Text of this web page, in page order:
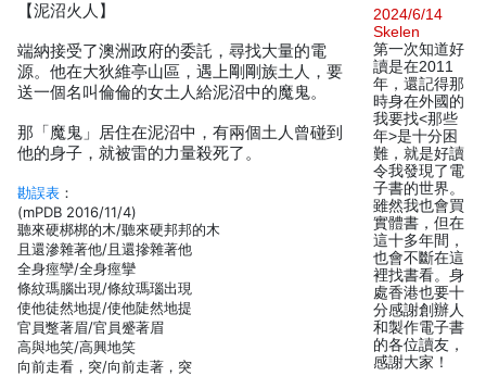
【泥沼火人】
端納接受了澳洲政府的委託，尋找大量的電
源。他在大狄維亭山區，遇上剛剛族土人，要
送一個名叫倫倫的女土人給泥沼中的魔鬼。
那「魔鬼」居住在泥沼中，有兩個土人曾碰到
他的身子，就被雷的力量殺死了。
勘誤表 ：
(mPDB 2016/11/4)
聽來硬梆梆的木/聽來硬邦邦的木
且還滲雜著他/且還摻雜著他
全身痙孿/全身痙攣
條紋瑪腦出現/條紋瑪瑙出現
使他徒然地提/使他陡然地提
官員蹩著眉/官員蹙著眉
高與地笑/高興地笑
向前走看，突/向前走著，突
2024/6/14
Skelen
第一次知道好
讀是在2011
年，還記得那
時身在外國的
我要找<那些
年>是十分困
難，就是好讀
令我發現了電
子書的世界。
雖然我也會買
實體書，但在
這十多年間，
也會不斷在這
裡找書看。身
處香港也要十
分感謝創辦人
和製作電子書
的各位讀友，
感謝大家！